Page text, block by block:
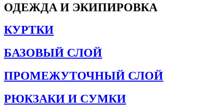
ОДЕЖДА И ЭКИПИРОВКА
КУРТКИ
БАЗОВЫЙ СЛОЙ
ПРОМЕЖУТОЧНЫЙ СЛОЙ
РЮКЗАКИ И СУМКИ